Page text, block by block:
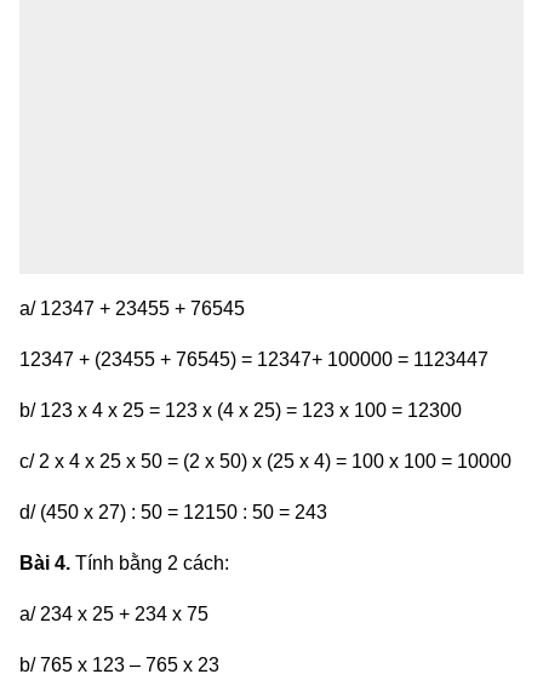
a/ 12347 + 23455 + 76545
12347 + (23455 + 76545) = 12347+ 100000 = 1123447
b/ 123 x 4 x 25 = 123 x (4 x 25) = 123 x 100 = 12300
c/ 2 x 4 x 25 x 50 = (2 x 50) x (25 x 4) = 100 x 100 = 10000
d/ (450 x 27) : 50 = 12150 : 50 = 243
Bài 4. Tính bằng 2 cách:
a/ 234 x 25 + 234 x 75
b/ 765 x 123 – 765 x 23